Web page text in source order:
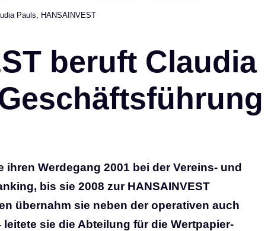
Pauls, HANSAINVEST
beruft Claudia
Werdegang 2001 bei der Vereins- und
bis sie 2008 zur HANSAINVEST
übernahm sie neben der operativen auch
sie die Abteilung für die Wertpapier-